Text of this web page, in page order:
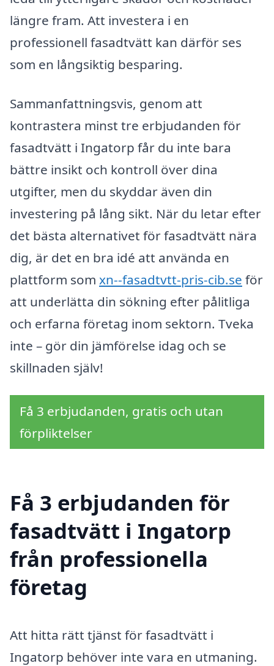
längre fram. Att investera i en
professionell fasadtvätt kan därför ses
som en långsiktig besparing.
Sammanfattningsvis, genom att
kontrastera minst tre erbjudanden för
fasadtvätt i Ingatorp får du inte bara
bättre insikt och kontroll över dina
utgifter, men du skyddar även din
investering på lång sikt. När du letar efter
det bästa alternativet för fasadtvätt nära
dig, är det en bra idé att använda en
plattform som xn--fasadtvtt-pris-cib.se för
att underlätta din sökning efter pålitliga
och erfarna företag inom sektorn. Tveka
inte – gör din jämförelse idag och se
skillnaden själv!
Få 3 erbjudanden, gratis och utan
förpliktelser
Få 3 erbjudanden för
fasadtvätt i Ingatorp
från professionella
företag
Att hitta rätt tjänst för fasadtvätt i
Ingatorp behöver inte vara en utmaning.